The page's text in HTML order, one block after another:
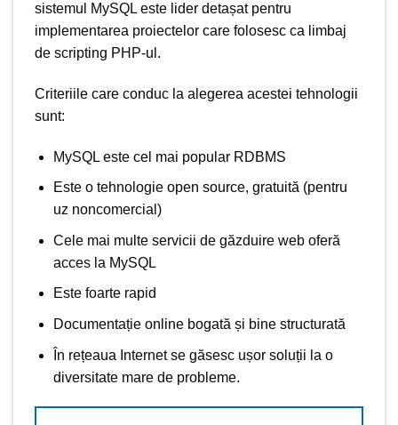
sistemul MySQL este lider detașat pentru
implementarea proiectelor care folosesc ca limbaj
de scripting PHP-ul.
Criteriile care conduc la alegerea acestei tehnologii
sunt:
MySQL este cel mai popular RDBMS
Este o tehnologie open source, gratuită (pentru
uz noncomercial)
Cele mai multe servicii de găzduire web oferă
acces la MySQL
Este foarte rapid
Documentație online bogată și bine structurată
În rețeaua Internet se găsesc ușor soluții la o
diversitate mare de probleme.